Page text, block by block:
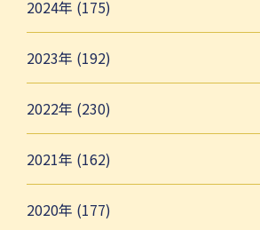
2024年 (175)
2023年 (192)
2022年 (230)
2021年 (162)
2020年 (177)